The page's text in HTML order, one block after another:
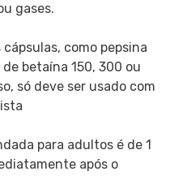
gases.
como pepsina
betaína 150, 300 ou
só deve ser usado com
para adultos é de 1
após o